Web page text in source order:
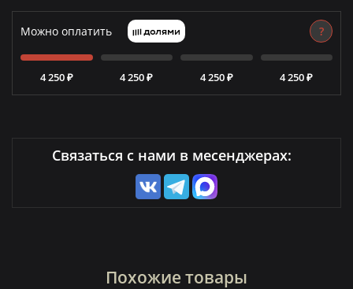
Можно оплатить ?
4 250 ₽ 4 250 ₽ 4 250 ₽ 4 250 ₽
Связаться с нами в месенджерах:
Похожие товары